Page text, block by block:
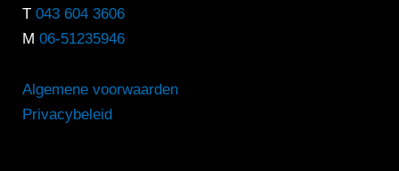
T 043 604 3606
M 06-51235946
Algemene voorwaarden
Privacybeleid